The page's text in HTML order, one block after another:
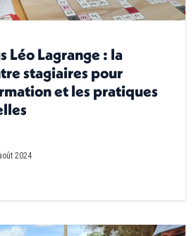
Léo Lagrange : la
stagiaires pour
et les pratiques
2024